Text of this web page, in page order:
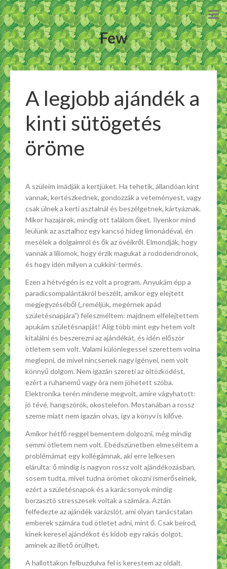
Few
A legjobb ajándék a
kinti sütögetés
öröme
A szüleim imádják a kertjüket. Ha tehetik, állandóan kint
vannak, kertészkednek, gondozzák a veteményest, vagy
csak ülnek a kerti asztalnál és beszélgetnek, kártyáznak.
Mikor hazajárok, mindig ott találom őket. Ilyenkor mind
leülünk az asztalhoz egy kancsó hideg limonádéval, én
mesélek a dolgaimról és ők az övéikről. Elmondják, hogy
vannak a liliomok, hogy érzik magukat a rododendronok,
és hogy idén milyen a cukkini-termés.
Ezen a hétvégén is ez volt a program. Anyukám épp a
paradicsompalántákról beszélt, amikor egy elejtett
megjegyzéséből („reméljük, megérnek apád
születésnapjára”) feleszméltem: majdnem elfelejtettem
apukám születésnapját! Alig több mint egy hetem volt
kitalálni és beszerezni az ajándékát, és idén először
ötletem sem volt. Valami különlegessel szerettem volna
meglepni, de mivel nincsenek nagy igényei, nem volt
könnyű dolgom. Nem igazán szereti az öltözködést,
ezért a ruhanemű vagy óra nem jöhetett szóba.
Elektronika terén mindene megvolt, amire vágyhatott:
jó tévé, hangszórók, okostelefon. Mostanában a rossz
szeme miatt nem igazán olvas, így a könyv is kilőve.
Amikor hétfő reggel bementem dolgozni, még mindig
semmi ötletem nem volt. Ebédszünetben elmeséltem a
problémámat egy kollégámnak, aki erre lelkesen
elárulta: ő mindig is nagyon rossz volt ajándékozásban,
sosem tudta, mivel tudna örömet okozni ismerőseinek,
ezért a születésnapok és a karácsonyok mindig
borzasztó stresszesek voltak a számára. Aztán
felfedezte az ajándék varázslót, ami olyan tanácstalan
emberek számára tud ötletet adni, mint ő. Csak beírod,
kinek keresel ajándékot és kidob egy rakás dolgot,
aminek az illető örülhet.
A hallottakon felbuzdulva fel is kerestem az oldalt.